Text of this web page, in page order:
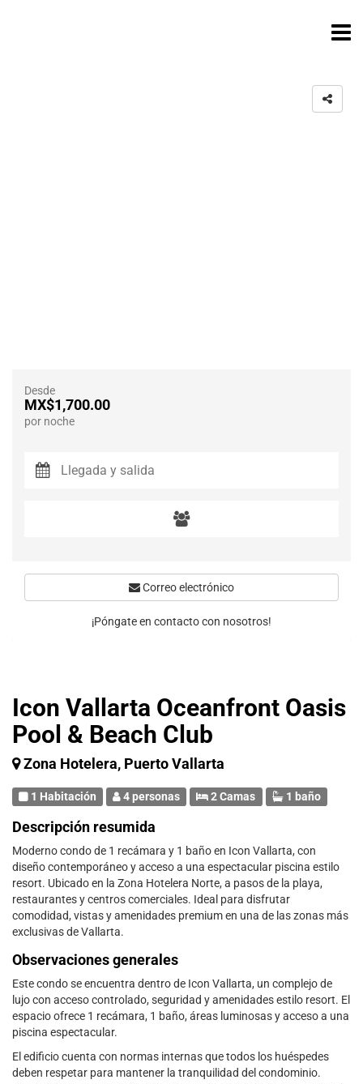
Icon Vallarta Oceanfront Oasis
Pool & Beach Club
Zona Hotelera, Puerto Vallarta
1 Habitación 4 personas 2 Camas 1 baño
Descripción resumida
Moderno condo de 1 recámara y 1 baño en Icon Vallarta, con
diseño contemporáneo y acceso a una espectacular piscina estilo
resort. Ubicado en la Zona Hotelera Norte, a pasos de la playa,
restaurantes y centros comerciales. Ideal para disfrutar
comodidad, vistas y amenidades premium en una de las zonas más
exclusivas de Vallarta.
Observaciones generales
Este condo se encuentra dentro de Icon Vallarta, un complejo de
lujo con acceso controlado, seguridad y amenidades estilo resort. El
espacio ofrece 1 recámara, 1 baño, áreas luminosas y acceso a una
piscina espectacular.
El edificio cuenta con normas internas que todos los huéspedes
deben respetar para mantener la tranquilidad del condominio.
Desde
MX$1,700.00
por noche
Correo electrónico
¡Póngate en contacto con nosotros!